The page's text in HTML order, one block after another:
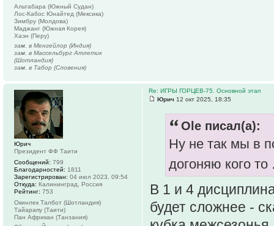
Альтабара (Южный Судан)
Лос-Кабос Юнайтед (Мексика)
Зимбру (Молдова)
Маджанг (Южная Корея)
Хаэн (Перу)
зам. в Менгейлор (Индия)
зам. в Массельбург Атлетик
(Шотландия)
зам. в Табор (Словения)
Re: ИГРЫ ГОРЦЕВ-75. Основной этап
Юрич 12 окт 2025, 18:35
Ole писал(а):
Ну не так мы в
догоняю кого
В 1 и 4
будет сложнее -
Юрич
Президент ФФ Таити
Сообщений: 799
Благодарностей: 1811
Зарегистрирован: 04 июл 2023, 09:54
Откуда: Калининград, Россия
Рейтинг: 753
Окинлек Талбот (Шотландия)
Тайарапу (Таити)
Пан Африкан (Танзания)